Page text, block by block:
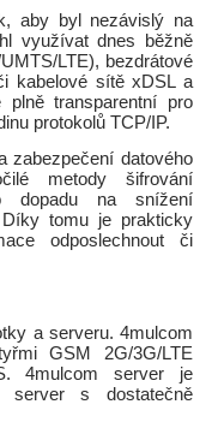
aby byl nezávislý na
využívat dnes běžně
LTE), bezdrátové
kabelové sítě xDSL a
plně transparentní pro
protokolů TCP/IP.
zabezpečení datového
metody šifrování
dopadu na snížení
Díky tomu je prakticky
odposlechnout či
a serveru. 4mulcom
GSM 2G/3G/LTE
4mulcom server je
server s dostatečně